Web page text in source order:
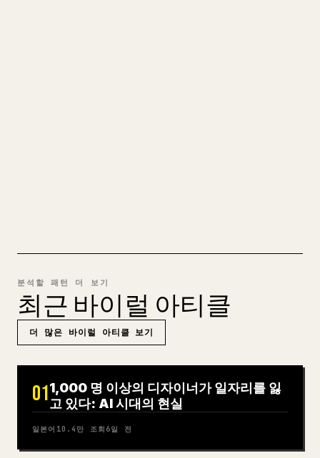
분석할 패턴 더 보기
최근 바이럴 아티클
더 많은 바이럴 아티클 보기
011,000 명 이상의 디자이너가 일자리를 잃
고 있다: AI 시대의 현실
일본어 10.4만 조회 6일 전